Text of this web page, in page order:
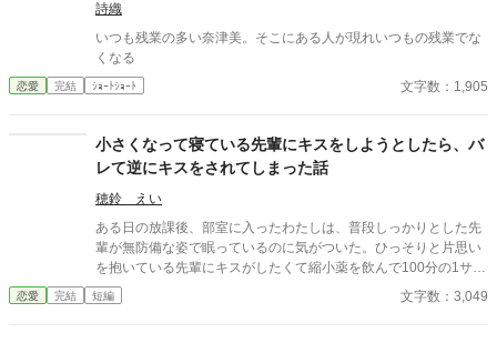
詩織
いつも残業の多い奈津美。そこにある人が現れいつもの残業でな
くなる
恋愛 完結 ｼｮｰﾄｼｮｰﾄ 文字数：1,905
小さくなって寝ている先輩にキスをしようとしたら、バ
レて逆にキスをされてしまった話
穂鈴 えい
ある日の放課後、部室に入ったわたしは、普段しっかりとした先
輩が無防備な姿で眠っているのに気がついた。ひっそりと片思い
を抱いている先輩にキスがしたくて縮小薬を飲んで100分の1サイ
ズで近づくのだが、途中で気づかれてしまったわたしは、逆に先
輩に弄ばれてしまい……。
恋愛 完結 短編 文字数：3,049